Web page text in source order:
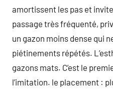
amortissent les pas et
passage très fréquenté,
un gazon moins dense qui
piétinements répétés.
gazons mats. C’est le
l’imitation. le placement :